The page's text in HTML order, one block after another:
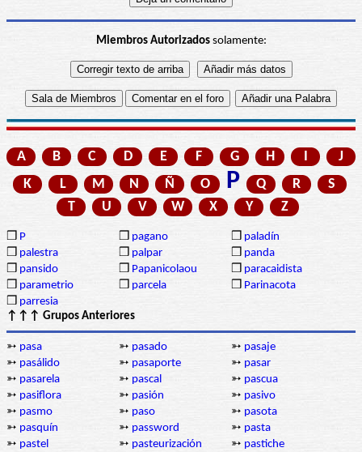
Miembros Autorizadossolamente:
A B C D E F G H I
J
K
L M N Ñ O P Q R
S
T
U V W X Y Z
❒ P ❒ pagano ❒ paladín
❒ palestra ❒ palpar ❒ panda
❒ pansido ❒ Papanicolaou ❒ paracaidista
❒ parametrio ❒ parcela ❒ Parinacota
❒ parresia
↑↑↑ Grupos Anteriores
➳ pasa ➳ pasado ➳ pasaje
➳ pasálido ➳ pasaporte ➳ pasar
➳ pasarela ➳ pascal ➳ pascua
➳ pasiflora ➳ pasión ➳ pasivo
➳ pasmo ➳ paso ➳ pasota
➳ pasquín ➳ password ➳ pasta
➳ pastel ➳ pasteurización ➳ pastiche